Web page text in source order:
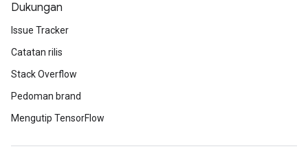
Dukungan
Issue Tracker
Catatan rilis
Stack Overflow
Pedoman brand
Mengutip TensorFlow